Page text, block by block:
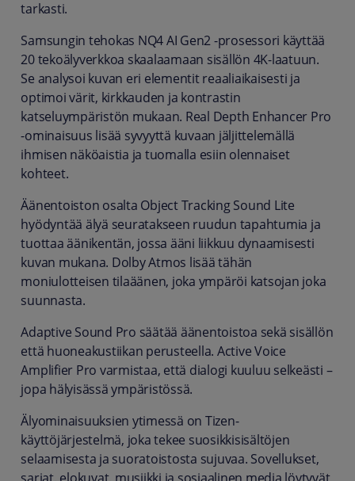
tarkasti.
Samsungin tehokas NQ4 AI Gen2 -prosessori käyttää
20 tekoälyverkkoa skaalaamaan sisällön 4K-laatuun.
Se analysoi kuvan eri elementit reaaliaikaisesti ja
optimoi värit, kirkkauden ja kontrastin
katseluympäristön mukaan. Real Depth Enhancer Pro
-ominaisuus lisää syvyyttä kuvaan jäljittelemällä
ihmisen näköaistia ja tuomalla esiin olennaiset
kohteet.
Äänentoiston osalta Object Tracking Sound Lite
hyödyntää älyä seuratakseen ruudun tapahtumia ja
tuottaa äänikentän, jossa ääni liikkuu dynaamisesti
kuvan mukana. Dolby Atmos lisää tähän
moniulotteisen tilaäänen, joka ympäröi katsojan joka
suunnasta.
Adaptive Sound Pro säätää äänentoistoa sekä sisällön
että huoneakustiikan perusteella. Active Voice
Amplifier Pro varmistaa, että dialogi kuuluu selkeästi –
jopa hälyisässä ympäristössä.
Älyominaisuuksien ytimessä on Tizen-
käyttöjärjestelmä, joka tekee suosikkisisältöjen
selaamisesta ja suoratoistosta sujuvaa. Sovellukset,